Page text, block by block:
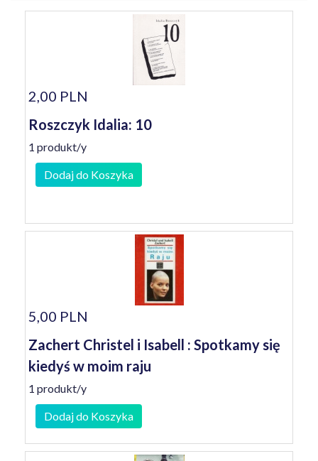
2,00 PLN
Roszczyk Idalia: 10
1 produkt/y
Dodaj do Koszyka
5,00 PLN
Zachert Christel i Isabell : Spotkamy się
kiedyś w moim raju
1 produkt/y
Dodaj do Koszyka